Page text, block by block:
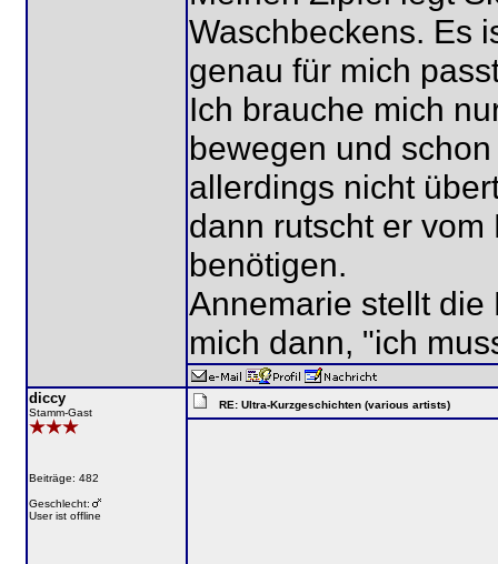
Waschbeckens. Es
genau für mich
Ich brauche mich
bewegen und
allerdings nicht
dann rutscht er
benötigen.
Annemarie stellt die
mich dann, "ich
diccy
Stamm-Gast
Beiträge: 482
Geschlecht:
User ist offline
RE: Ultra-Kurzgeschichten (various artists)